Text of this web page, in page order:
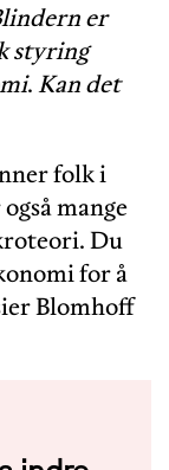
er
styring
.Kan det
folk i
mange
Du
for å
Blomhoff